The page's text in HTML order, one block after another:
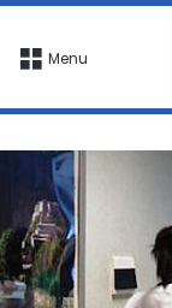
Menu